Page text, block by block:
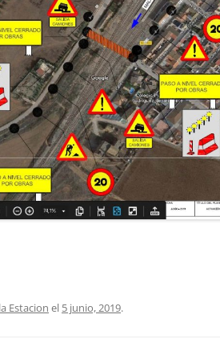
Estacion el 5 junio, 2019.